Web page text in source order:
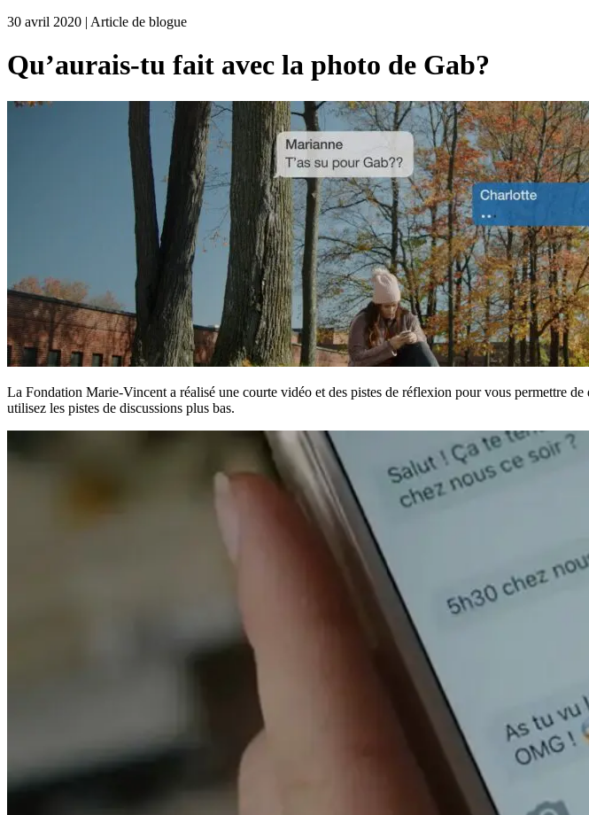
30 avril 2020 | Article de blogue
Qu’aurais-tu fait avec la photo de Gab?
La Fondation Marie-Vincent a réalisé une courte vidéo et des pistes de réflexion pour vous permettre
utilisez les pistes de discussions plus bas.